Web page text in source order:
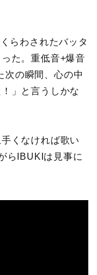
らわされたバッタ
た。重低音+爆音
次の瞬間、心の中
」と言うしかな
くなければ歌い
らIBUKIは見事に